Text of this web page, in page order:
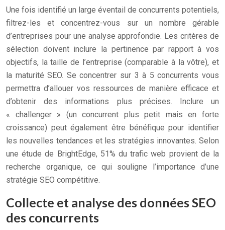
Une fois identifié un large éventail de concurrents potentiels,
filtrez-les et concentrez-vous sur un nombre gérable
d’entreprises pour une analyse approfondie. Les critères de
sélection doivent inclure la pertinence par rapport à vos
objectifs, la taille de l’entreprise (comparable à la vôtre), et
la maturité SEO. Se concentrer sur 3 à 5 concurrents vous
permettra d’allouer vos ressources de manière efficace et
d’obtenir des informations plus précises. Inclure un
« challenger » (un concurrent plus petit mais en forte
croissance) peut également être bénéfique pour identifier
les nouvelles tendances et les stratégies innovantes. Selon
une étude de BrightEdge, 51% du trafic web provient de la
recherche organique, ce qui souligne l’importance d’une
stratégie SEO compétitive.
Collecte et analyse des données SEO
des concurrents